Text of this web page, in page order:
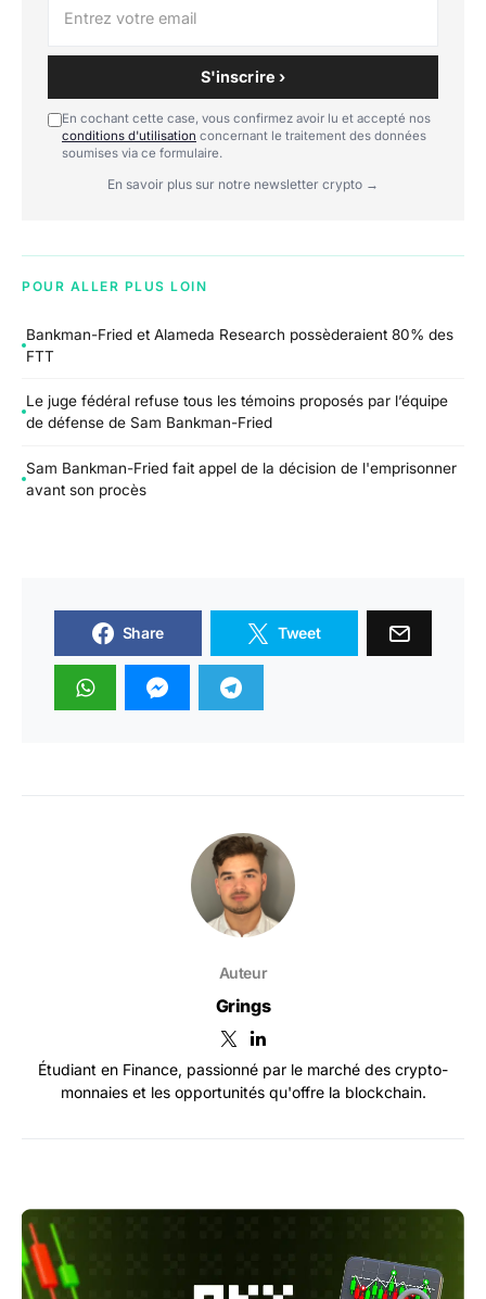
S'inscrire ›
En cochant cette case, vous confirmez avoir lu et accepté nos
conditions d'utilisation concernant le traitement des données
soumises via ce formulaire.
En savoir plus sur notre newsletter crypto →
POUR ALLER PLUS LOIN
Bankman-Fried et Alameda Research possèderaient 80% des
FTT
Le juge fédéral refuse tous les témoins proposés par l’équipe
de défense de Sam Bankman-Fried
Sam Bankman-Fried fait appel de la décision de l'emprisonner
avant son procès
Share Tweet
Auteur
Grings
Étudiant en Finance, passionné par le marché des crypto-
monnaies et les opportunités qu'offre la blockchain.